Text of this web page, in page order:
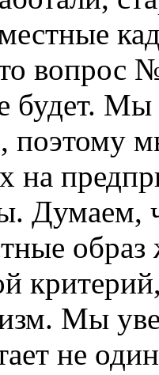
вопрос
будет. Мы
поэтому
на
Думаем,
образ
Мы
не